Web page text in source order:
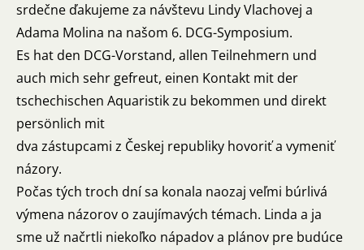
srdečne ďakujeme za návštevu Lindy Vlachovej a
Adama Molina na našom 6. DCG-Symposium.
Es hat den DCG-Vorstand, allen Teilnehmern und
auch mich sehr gefreut, einen Kontakt mit der
tschechischen Aquaristik zu bekommen und direkt
persönlich mit
dva zástupcami z Českej republiky hovoriť a vymeniť
názory.
Počas tých troch dní sa konala naozaj veľmi búrlivá
výmena názorov o zaujímavých témach. Linda a ja
sme už načrtli niekoľko nápadov a plánov pre budúce